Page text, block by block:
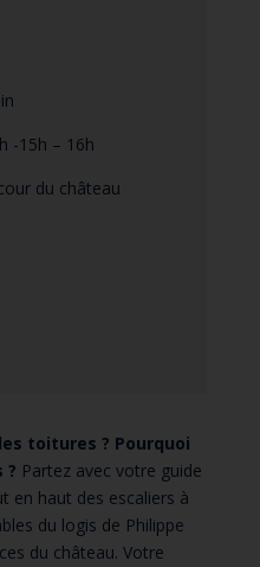
-15h – 16h
du château
toitures ? Pourquoi
? Partez avec votre guide
en haut des escaliers à
du logis de Philippe
du château. Votre